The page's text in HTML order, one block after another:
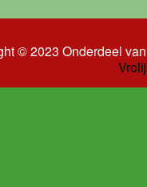
© 2023 Onderdeel van